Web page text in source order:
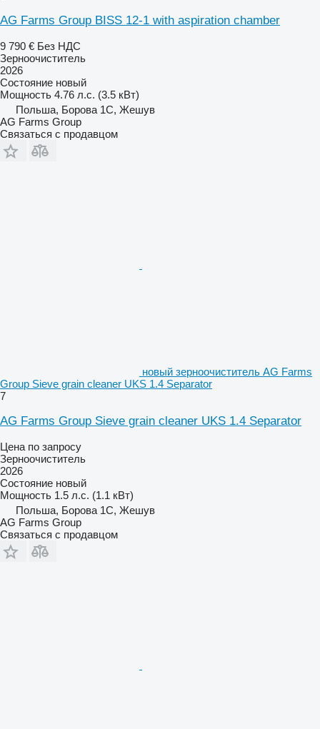
AG Farms Group BISS 12-1 with aspiration chamber
9 790 € Без НДС
Зерноочиститель
2026
Состояние новый
Мощность 4.76 л.с. (3.5 кВт)
Польша, Борова 1С, Жешув
AG Farms Group
Связаться с продавцом
новый зерноочиститель AG Farms
Group Sieve grain cleaner UKS 1.4 Separator
7
AG Farms Group Sieve grain cleaner UKS 1.4 Separator
Цена по запросу
Зерноочиститель
2026
Состояние новый
Мощность 1.5 л.с. (1.1 кВт)
Польша, Борова 1С, Жешув
AG Farms Group
Связаться с продавцом